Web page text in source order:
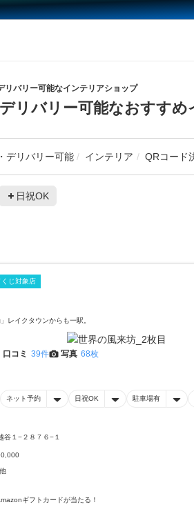
リバリー可能なインテリアショップ
リバリー可能なおすす
デリバリー可能 インテリア QRコード
日祝OK
じ対象店
レイクタウンからも一駅。
口コミ 39件 写真 68枚
ネット予約 日祝OK 駐車場有
谷１−２８７６−１
ギフトカードが当たる！